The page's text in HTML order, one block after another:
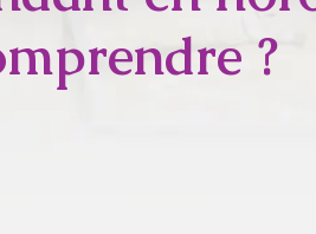
?